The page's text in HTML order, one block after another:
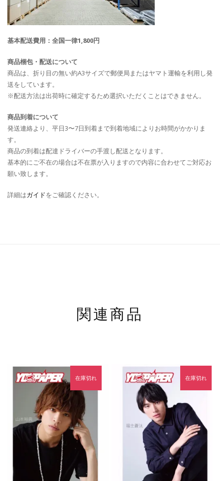
基本配送費用：全国一律1,800円
商品梱包・配送について
商品は、折り目の無い約A3サイズで郵便局またはヤマト運輸を利用し発
送をしています。
※配送方法は出荷時に確定するため選択いただくことはできません。
商品到着について
発送連絡より、平日3〜7日到着まで到着地域によりお時間がかかりま
す。
商品の到着は配達ドライバーの手渡し配送となります。
基本的にご不在の場合は不在票が入りますので内容に合わせてご対応お
願い致します。
詳細はガイドをご確認ください。
関連商品
在庫切れ 在庫切れ